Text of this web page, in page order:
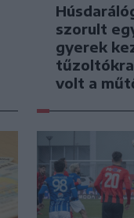
szorult
gyerek
volt a